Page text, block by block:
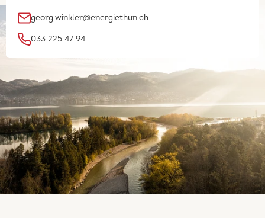
georg.winkler@energiethun.ch
033 225 47 94